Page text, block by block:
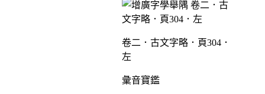
卷二．古文字略．頁304．
左
彙音寶鑑